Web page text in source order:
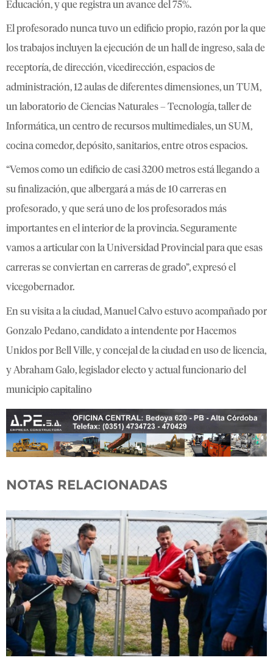
Educación, y que registra un avance del 75%.
El profesorado nunca tuvo un edificio propio, razón por la que
los trabajos incluyen la ejecución de un hall de ingreso, sala de
receptoría, de dirección, vicedirección, espacios de
administración, 12 aulas de diferentes dimensiones, un TUM,
un laboratorio de Ciencias Naturales – Tecnología, taller de
Informática, un centro de recursos multimediales, un SUM,
cocina comedor, depósito, sanitarios, entre otros espacios.
“Vemos como un edificio de casi 3200 metros está llegando a
su finalización, que albergará a más de 10 carreras en
profesorado, y que será uno de los profesorados más
importantes en el interior de la provincia. Seguramente
vamos a articular con la Universidad Provincial para que esas
carreras se conviertan en carreras de grado”, expresó el
vicegobernador.
En su visita a la ciudad, Manuel Calvo estuvo acompañado por
Gonzalo Pedano, candidato a intendente por Hacemos
Unidos por Bell Ville, y concejal de la ciudad en uso de licencia,
y Abraham Galo, legislador electo y actual funcionario del
municipio capitalino
NOTAS RELACIONADAS